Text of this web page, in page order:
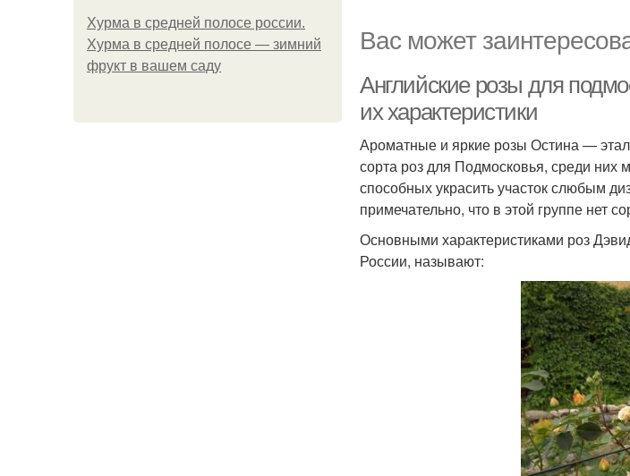
Хурма в средней полосе россии.
Хурма в средней полосе — зимний
фрукт в вашем саду
Вас может
Английские розы для
их характеристики
Ароматные и яркие розы Остина —
сорта роз для Подмосковья, среди них
способных украсить участок слюбым
примечательно, что в этой группе нет
Основными характеристиками роз
России, называют: